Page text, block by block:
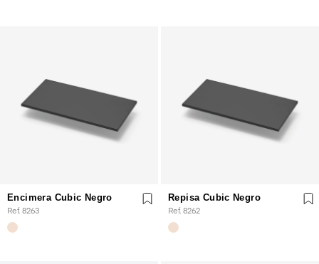
Encimera Cubic Negro
Ref. 8263
Repisa Cubic Negro
Ref. 8262